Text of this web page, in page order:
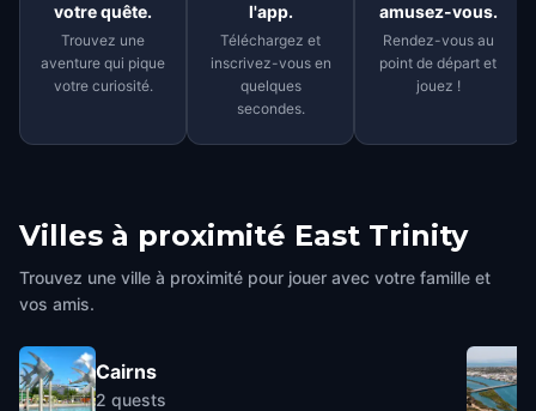
votre quête.
Trouvez une
aventure qui pique
votre curiosité.
l'app.
Téléchargez et
inscrivez-vous en
quelques
secondes.
amusez-vous.
Rendez-vous au
point de départ et
jouez !
Villes à proximité East Trinity
Trouvez une ville à proximité pour jouer avec votre famille et
vos amis.
Cairns
2 quests